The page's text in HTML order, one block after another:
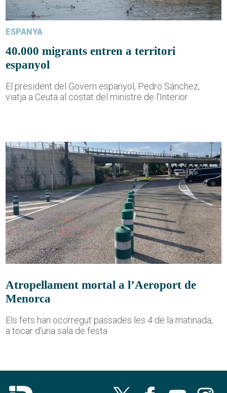
ESPANYA
40.000 migrants entren a territori
espanyol
El president del Govern espanyol, Pedro Sánchez,
viatja a Ceuta al costat del ministre de l'Interior
Atropellament mortal a l’Aeroport de
Menorca
Els fets han ocorregut passades les 4 de la matinada,
a tocar d'una sala de festa